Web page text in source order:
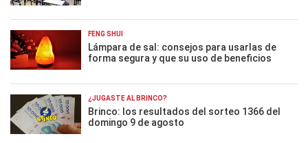
FENG SHUI
Lámpara de sal: consejos para usarlas de
forma segura y que su uso de beneficios
¿JUGASTE AL BRINCO?
Brinco: los resultados del sorteo 1366 del
domingo 9 de agosto